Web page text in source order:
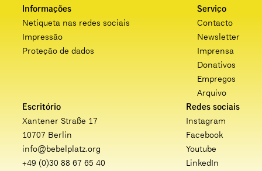
Informações
Netiqueta nas redes sociais
Impressão
Proteção de dados
Serviço
Contacto
Newsletter
Imprensa
Donativos
Empregos
Arquivo
Escritório
Xantener Straße 17
10707 Berlin
info@bebelplatz.org
+49 (0)30 88 67 65 40
Redes sociais
Instagram
Facebook
Youtube
LinkedIn